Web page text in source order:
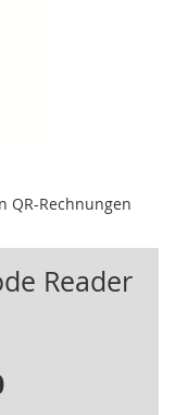
QR-Rechnungen
Reader